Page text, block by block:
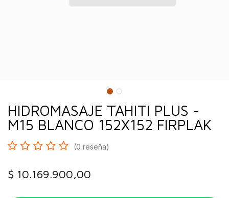
HIDROMASAJE TAHITI PLUS -
M15 BLANCO 152X152 FIRPLAK
(0 reseña)
$ 10.169.900,00